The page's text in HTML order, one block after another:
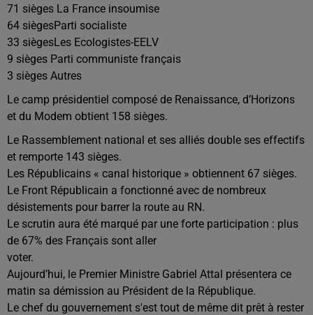
71 sièges La France insoumise
64 siègesParti socialiste
33 siègesLes Ecologistes-EELV
9 sièges Parti communiste français
3 sièges Autres
Le camp présidentiel composé de Renaissance, d’Horizons
et du Modem obtient 158 sièges.
Le Rassemblement national et ses alliés double ses effectifs
et remporte 143 sièges.
Les Républicains « canal historique » obtiennent 67 sièges.
Le Front Républicain a fonctionné avec de nombreux
désistements pour barrer la route au RN.
Le scrutin aura été marqué par une forte participation : plus
de 67% des Français sont aller
voter.
Aujourd’hui, le Premier Ministre Gabriel Attal présentera ce
matin sa démission au Président de la République.
Le chef du gouvernement s'est tout de même dit prêt à rester